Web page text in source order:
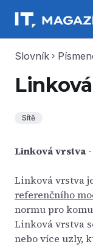
Slovník chevron_right
Sítě
Linková vrstva
Linková vrstva
referenčního
normu pro
Linková vrstva
nebo více uzly,